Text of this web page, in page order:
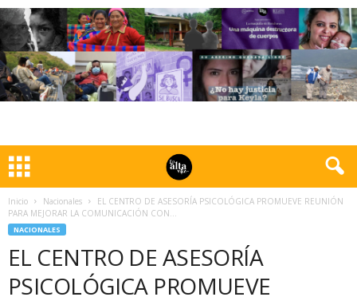
Inicio Nacionales
EL CENTRO DE ASESORÍA PSICOLÓGICA PROMUEVE REUNIÓN
PARA MEJORAR LA COMUNICACIÓN CON...
NACIONALES
EL CENTRO DE ASESORÍA
PSICOLÓGICA PROMUEVE